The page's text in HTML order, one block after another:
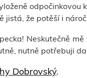
jistá, že potěší i
Neskutečně
nutně potřebuji
Dobrovský.